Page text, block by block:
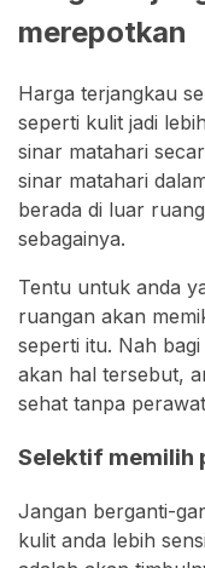
merepotkan
Harga terjangkau
seperti kulit jadi
sinar matahari
sinar matahari
berada di luar
sebagainya.
Tentu untuk anda
ruangan akan
seperti itu. Nah
akan hal tersebut,
sehat tanpa
Selektif memilih
Jangan berganti-
kulit anda lebih